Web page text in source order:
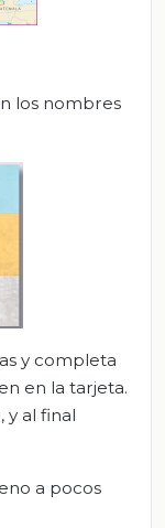
los nombres
y completa
en la tarjeta.
y al final
a pocos